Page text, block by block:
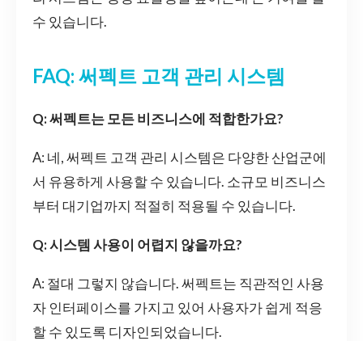
수 있습니다.
FAQ: 써펙트 고객 관리 시스템
Q: 써펙트는 모든 비즈니스에 적합한가요?
A: 네, 써펙트 고객 관리 시스템은 다양한 산업군에
서 유용하게 사용할 수 있습니다. 소규모 비즈니스
부터 대기업까지 적절히 적용될 수 있습니다.
Q: 시스템 사용이 어렵지 않을까요?
A: 절대 그렇지 않습니다. 써펙트는 직관적인 사용
자 인터페이스를 가지고 있어 사용자가 쉽게 적응
할 수 있도록 디자인되었습니다.